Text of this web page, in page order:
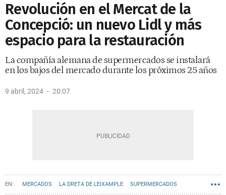
Revolución en el Mercat de la
Concepció: un nuevo Lidl y más
espacio para la restauración
La compañía alemana de supermercados se instalará
en los bajos del mercado durante los próximos 25 años
9 abril, 2024 20:07
MERCADOS LA DRETA DE L'EIXAMPLE SUPERMERCADOS